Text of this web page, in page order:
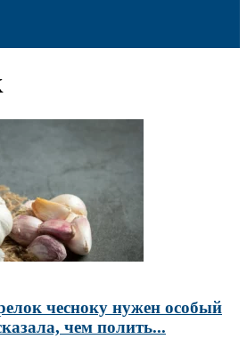
чесноку нужен особый
чем полить...